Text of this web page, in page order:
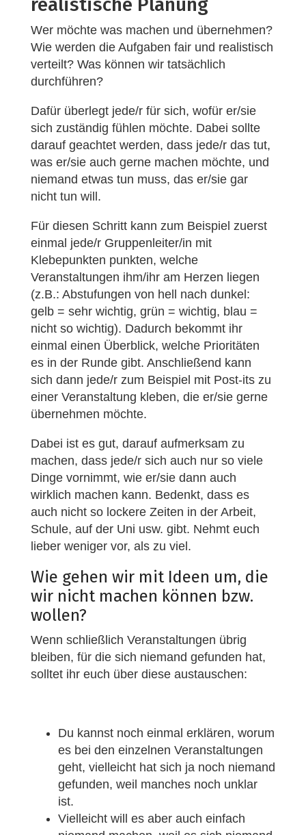
realistische Planung
Wer möchte was machen und übernehmen?
Wie werden die Aufgaben fair und realistisch
verteilt? Was können wir tatsächlich
durchführen?
Dafür überlegt jede/r für sich, wofür er/sie
sich zuständig fühlen möchte. Dabei sollte
darauf geachtet werden, dass jede/r das tut,
was er/sie auch gerne machen möchte, und
niemand etwas tun muss, das er/sie gar
nicht tun will.
Für diesen Schritt kann zum Beispiel zuerst
einmal jede/r Gruppenleiter/in mit
Klebepunkten punkten, welche
Veranstaltungen ihm/ihr am Herzen liegen
(z.B.: Abstufungen von hell nach dunkel:
gelb = sehr wichtig, grün = wichtig, blau =
nicht so wichtig). Dadurch bekommt ihr
einmal einen Überblick, welche Prioritäten
es in der Runde gibt. Anschließend kann
sich dann jede/r zum Beispiel mit Post-its zu
einer Veranstaltung kleben, die er/sie gerne
übernehmen möchte.
Dabei ist es gut, darauf aufmerksam zu
machen, dass jede/r sich auch nur so viele
Dinge vornimmt, wie er/sie dann auch
wirklich machen kann. Bedenkt, dass es
auch nicht so lockere Zeiten in der Arbeit,
Schule, auf der Uni usw. gibt. Nehmt euch
lieber weniger vor, als zu viel.
Wie gehen wir mit Ideen um, die
wir nicht machen können bzw.
wollen?
Wenn schließlich Veranstaltungen übrig
bleiben, für die sich niemand gefunden hat,
solltet ihr euch über diese austauschen:
Du kannst noch einmal erklären, worum
es bei den einzelnen Veranstaltungen
geht, vielleicht hat sich ja noch niemand
gefunden, weil manches noch unklar
ist.
Vielleicht will es aber auch einfach